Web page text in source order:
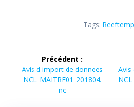
Tags:
Navigation
de
l’article
Précédent :
Article
précédent :
Avis d import de donnees
NCL_MAITRE01_201804.
nc
Avis